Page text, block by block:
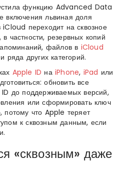
функцию Advanced Data
львиная доля
iCloud переходит на сквозное
частности, резервных копий
файлов в iCloud
других категорий.
Apple ID наiPhone, iPad или
обновить все
до поддерживаемых версий,
или сформировать ключ
потому что Apple теряет
к сквозным данным, если
«сквозным» даже